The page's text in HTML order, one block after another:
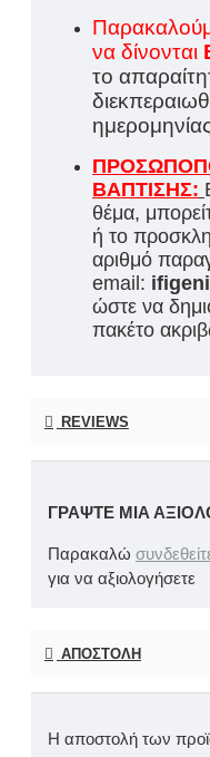
να δίνονται
το
ΒΑΠΤΙΣΗΣ:
θέμα,
ή το
αριθμό
email:
ώστε να
πακέτο
REVIEWS
ΓΡΆΨΤΕ ΜΙΑ
Παρακαλώ
για να αξιολογήσετε
ΑΠΟΣΤΟΛΉ
Η αποστολή των